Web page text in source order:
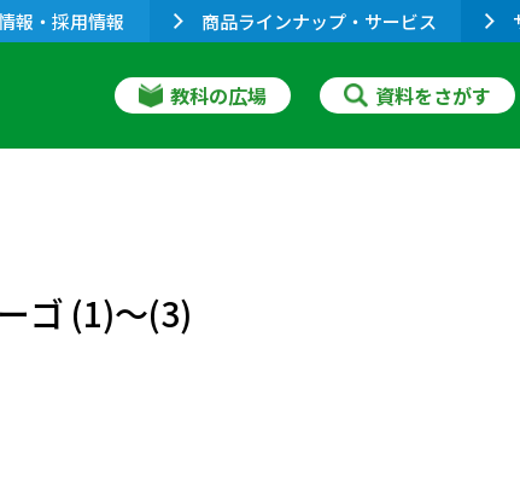
報・採用情報 商品ラインナップ・サービス
教科の広場 資料をさがす
ゴ (1)～(3)